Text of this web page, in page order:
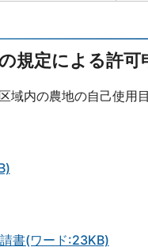
規定による許可
域内の農地の自己使用
書(ワード:23KB)